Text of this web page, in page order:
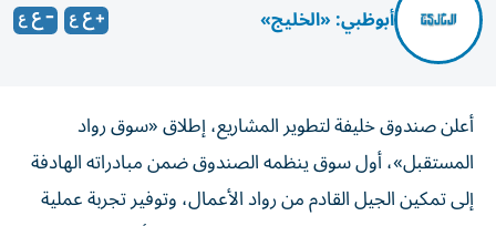
أبوظبي: «الخليج»
أعلن صندوق خليفة لتطوير المشاريع، إطلاق «سوق رواد
المستقبل»، أول سوق ينظمه الصندوق ضمن مبادراته الهادفة
إلى تمكين الجيل القادم من رواد الأعمال، وتوفير تجربة عملية